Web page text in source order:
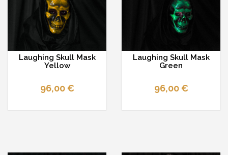
Laughing Skull Mask
Yellow
96,00 €
Laughing Skull Mask
Green
96,00 €